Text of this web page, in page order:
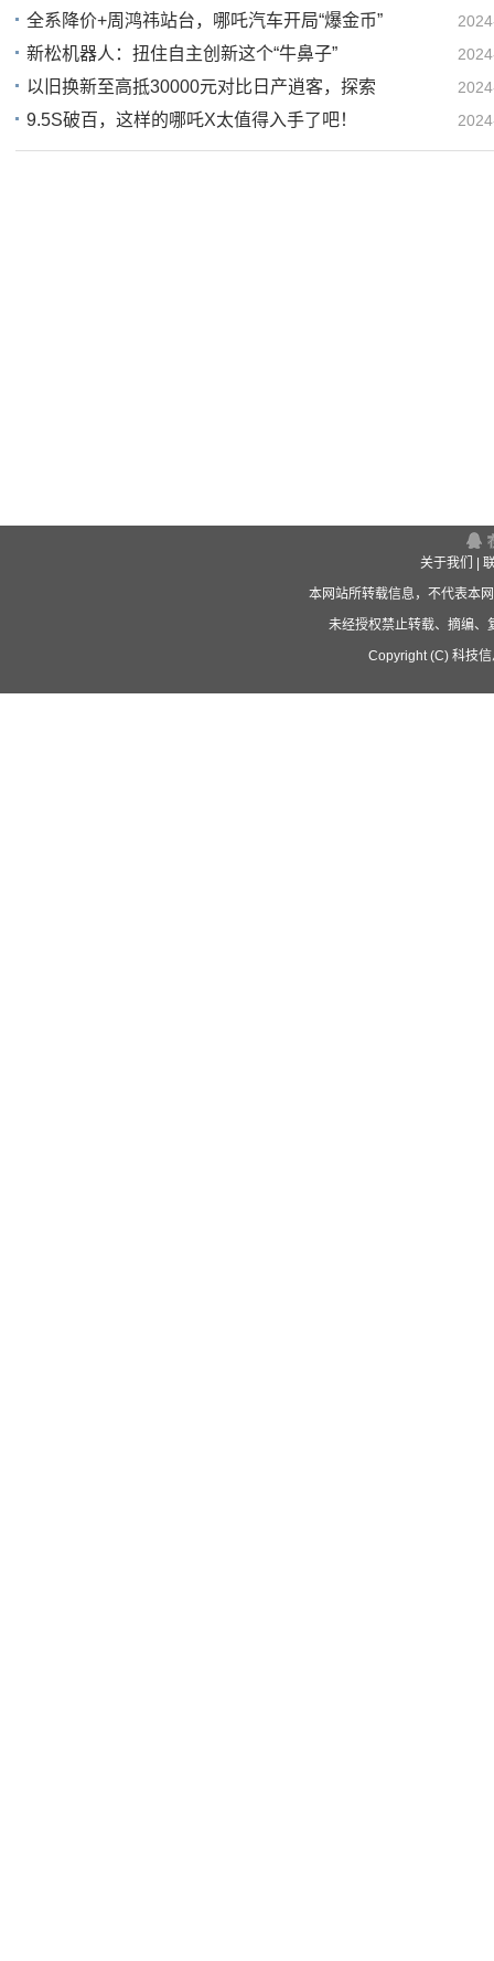
全系降价+周鸿祎站台，哪吒汽车开局“爆金币”
新松机器人：扭住自主创新这个“牛鼻子”
以旧换新至高抵30000元对比日产逍客，探索
9.5S破百，这样的哪吒X太值得入手了吧！
关于我们
本网站所转载信息，不代表本
未经授权禁止转载、摘编、
Copyright (C) 科技